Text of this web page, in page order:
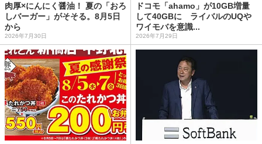
肉厚×にんにく醤油！ 夏の「おろ
しバーガー」がそそる。8月5日
から
2026年7月30日
ドコモ「ahamo」が10GB増量
して40GBに ライバルのUQや
ワイモバを意識...
2026年7月29日